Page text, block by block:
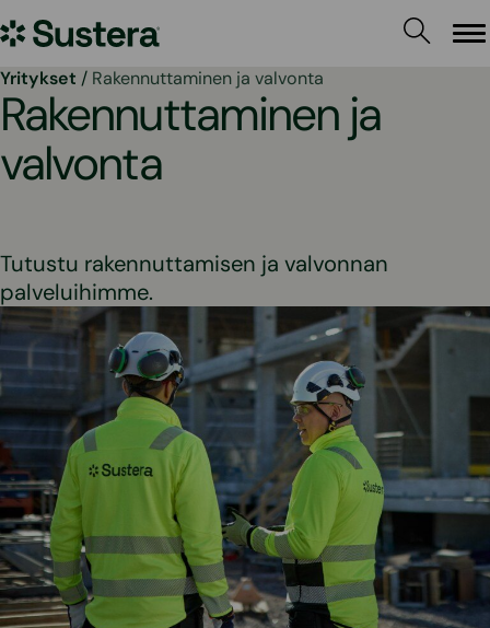
sisältöön
Sustera
Yritykset / Rakennuttaminen ja valvonta
Rakennuttaminen ja
valvonta
Tutustu rakennuttamisen ja valvonnan
palveluihimme.